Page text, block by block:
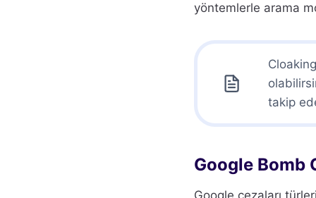
yöntemlerle arama
takip
Google Bomb